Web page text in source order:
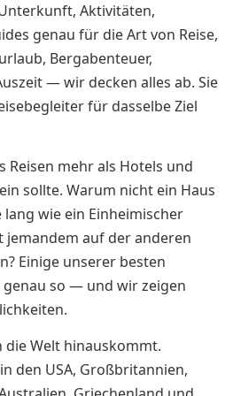
Aktivitäten,
genau für die Art von Reise,
Bergabenteuer,
— wir decken alles ab. Sie
für dasselbe Ziel
Reisen mehr als Hotels und
sollte. Warum nicht ein Haus
wie ein Einheimischer
jemandem auf der anderen
Einige unserer besten
so — und wir zeigen
die Welt hinauskommt.
den USA, Großbritannien,